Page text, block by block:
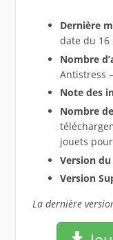
Dernière
date du 16
Nombre
Antistress
Note des
Nombre
jouets
Version du
Version
La dernière